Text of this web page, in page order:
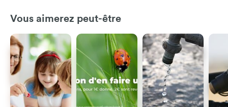
Vous aimerez peut-être